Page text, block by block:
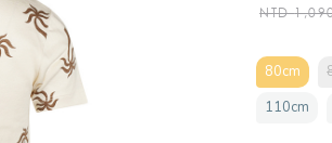
NTD
80cm
110cm